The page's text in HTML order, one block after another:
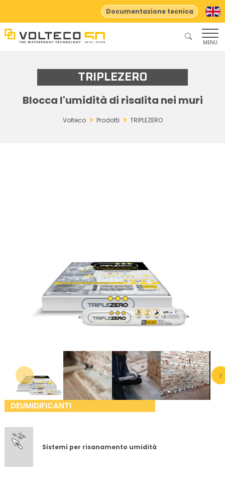
Documentazione tecnica
MENU
TRIPLEZERO
Blocca l'umidità di risalita nei muri
Volteco Prodotti TRIPLEZERO
DEUMIDIFICANTI
Sistemi per risanamento umidità